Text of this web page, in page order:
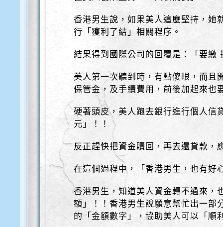
香港男生說，如果美人這麼堅持，她
行「獲利了結」相關程序。
結果得到國際公司的回覆是：「要繳
美人第一次聽到時，有點傻眼，而
保管金，及手續費用，前後加起來
硬著頭皮，美人跑去銀行進行個人信
元」！！
反正趕快把資金贖回，再去還貸款，
在這個過程中，「香港男生，也有好
香港男生，知道美人資金轉不過來，
額」！！香港男生說願意幫忙出一部
的「金額數字」，協助美人可以「順